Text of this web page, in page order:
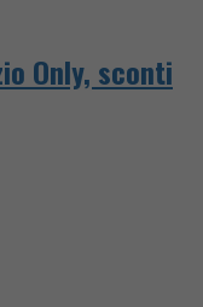
Only, sconti